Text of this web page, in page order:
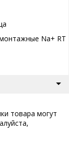
Na+ RT
товара могут